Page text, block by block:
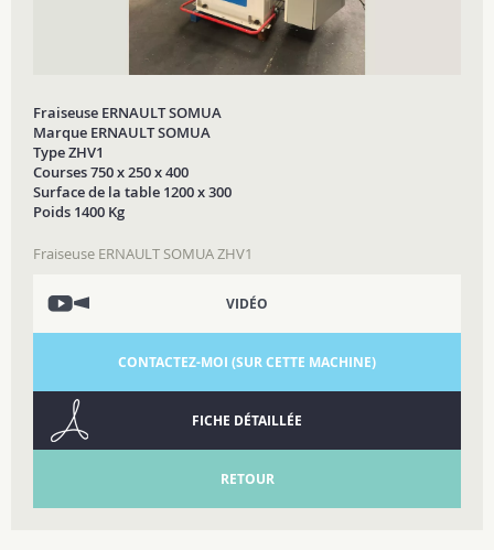
Fraiseuse ERNAULT SOMUA
Marque ERNAULT SOMUA
Type ZHV1
Courses 750 x 250 x 400
Surface de la table 1200 x 300
Poids 1400 Kg
Fraiseuse ERNAULT SOMUA ZHV1
VIDÉO
CONTACTEZ-MOI (SUR CETTE MACHINE)
FICHE DÉTAILLÉE
RETOUR